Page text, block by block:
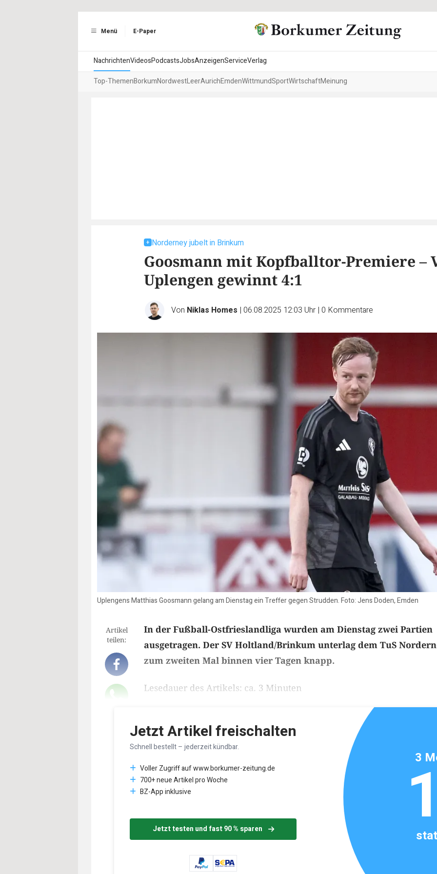
Menü E-Paper
NachrichtenVideosPodcastsJobsAnzeigenServiceVerlag
Top-ThemenBorkumNordwestLeerAurichEmdenWittmundSportWirtschaftMeinung
Norderney jubelt in Brinkum
Goosmann mit Kopfballtor-Premiere –
Uplengen gewinnt 4:1
Von Niklas Homes | 06.08.2025 12:03 Uhr | 0 Kommentare
Uplengens Matthias Goosmann gelang am Dienstag ein Treffer gegen Strudden. Foto: Jens Doden, Emden
Artikel
teilen:
In der Fußball-Ostfrieslandliga wurden am Dienstag zwei Partien
ausgetragen. Der SV Holtland/Brinkum unterlag dem TuS
zum zweiten Mal binnen vier Tagen knapp.
Lesedauer des Artikels: ca. 3 Minuten
Jetzt Artikel freischalten
Schnell bestellt – jederzeit kündbar.
Voller Zugriff auf www.borkumer-zeitung.de
700+ neue Artikel pro Woche
BZ-App inklusive
Jetzt testen und fast 90 % sparen
3